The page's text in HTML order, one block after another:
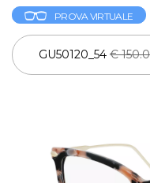
PROVA VIRTUALE
GU50120_54 €